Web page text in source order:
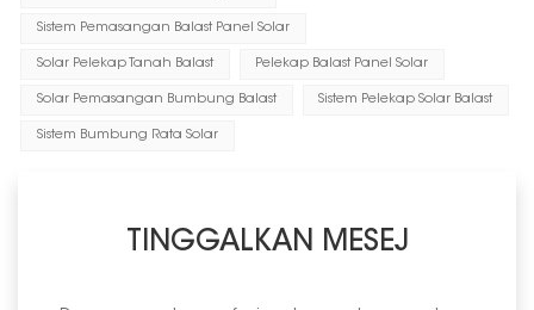
Sistem Pemasangan Balast Panel Solar
Solar Pelekap Tanah Balast Pelekap Balast Panel Solar
Solar Pemasangan Bumbung Balast Sistem Pelekap Solar Balast
Sistem Bumbung Rata Solar
TINGGALKAN MESEJ